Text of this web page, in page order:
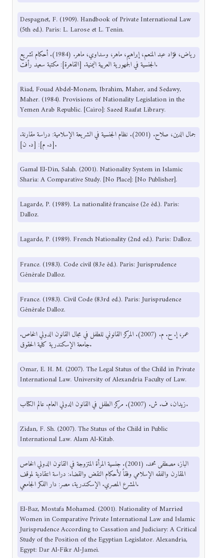
Despagnet, F. (1909). Handbook of Private International Law
(5th ed.). Paris: L. Larose et L. Tenin.
رياض، فؤاد عبد المنعم، إبراهيم، ماهر، وسداوي، ماهر. (1984). أحكام تشريع
الجنسية في الجمهورية العربية اليمنية. [القاهرة]: مكتبة سعيد رأفت.
Riad, Fouad Abdel-Monem, Ibrahim, Maher, and Sedawy,
Maher. (1984). Provisions of Nationality Legislation in the
Yemen Arab Republic. [Cairo]: Saeed Raafat Library.
جمال الدين، صلاح. (2001). نظام الجنسية في الشريعة الإسلامية: دراسة مقارنة.
[د. م]: [د. ن].
Gamal El-Din, Salah. (2001). Nationality System in Islamic
Sharia: A Comparative Study. [No Place]: [No Publisher].
Lagarde, P. (1989). La nationalité française (2e éd.). Paris:
Dalloz.
Lagarde, P. (1989). French Nationality (2nd ed.). Paris: Dalloz.
France. (1983). Code civil (83e éd.). Paris: Jurisprudence
Générale Dalloz.
France. (1983). Civil Code (83rd ed.). Paris: Jurisprudence
Générale Dalloz.
عمر، إ. ح. م. (2007). المركز القانوني للطفل في مجال القانون الدولي الخاص.
جامعة الإسكندرية كلية الحقوق.
Omar, E. H. M. (2007). The Legal Status of the Child in Private
International Law. University of Alexandria Faculty of Law.
زيدان، ف. ش. (2007). مركز الطفل في القانون الدولي العام. عالم الكتاب.
Zidan, F. Sh. (2007). The Status of the Child in Public
International Law. Alam Al-Kitab.
الباز، مصطفى محمد. (2001). جنسية المرأة المتزوجة في القانون الدولي الخاص
المقارن والفقه الإسلامي وفقاً لأحكام النقض والقضاء: دراسة انتقادية لموقف
المشرع المصري. الإسكندرية، مصر: دار الفكر الجامعي.
El-Baz, Mostafa Mohamed. (2001). Nationality of Married
Women in Comparative Private International Law and Islamic
Jurisprudence According to Cassation and Judiciary: A Critical
Study of the Position of the Egyptian Legislator. Alexandria,
Egypt: Dar Al-Fikr Al-Jamei.